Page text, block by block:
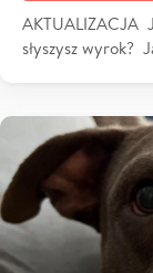
AKTUALIZACJA
słyszysz wyrok?